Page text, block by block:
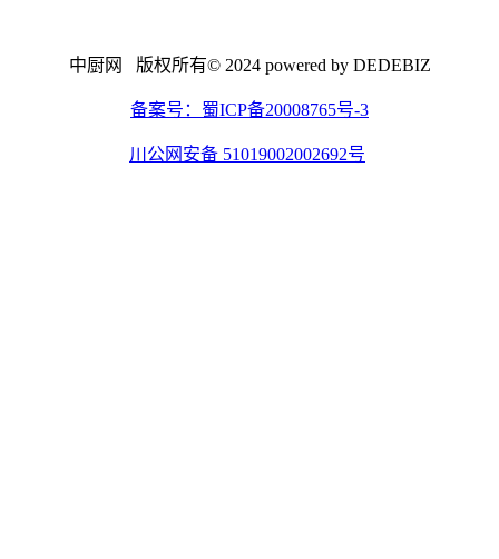
中厨网 版权所有© 2024 powered by DEDEBIZ
备案号：蜀ICP备20008765号-3
川公网安备 51019002002692号